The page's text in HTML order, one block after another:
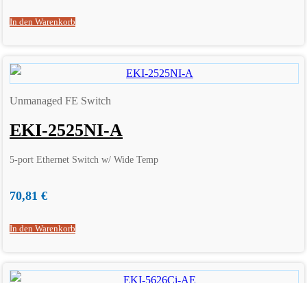
In den Warenkorb
Unmanaged FE Switch
EKI-2525NI-A
5-port Ethernet Switch w/ Wide Temp
70,81 €
In den Warenkorb